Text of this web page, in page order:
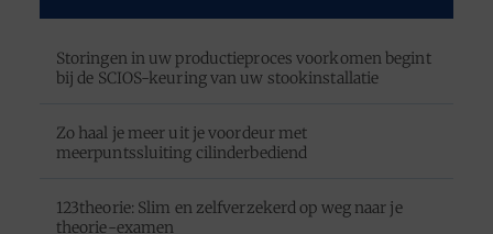
Storingen in uw productieproces voorkomen begint
bij de SCIOS-keuring van uw stookinstallatie
Zo haal je meer uit je voordeur met
meerpuntssluiting cilinderbediend
123theorie: Slim en zelfverzekerd op weg naar je
theorie-examen